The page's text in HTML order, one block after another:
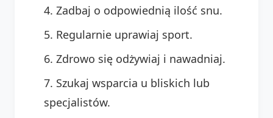
Zadbaj o odpowiednią ilość snu.
Regularnie uprawiaj sport.
Zdrowo się odżywiaj i nawadniaj.
Szukaj wsparcia u bliskich lub
specjalistów.